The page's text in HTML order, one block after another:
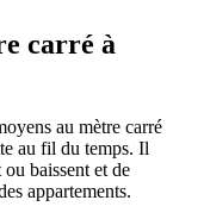
carré à
au mètre carré
au fil du temps. Il
baissent et de
appartements.